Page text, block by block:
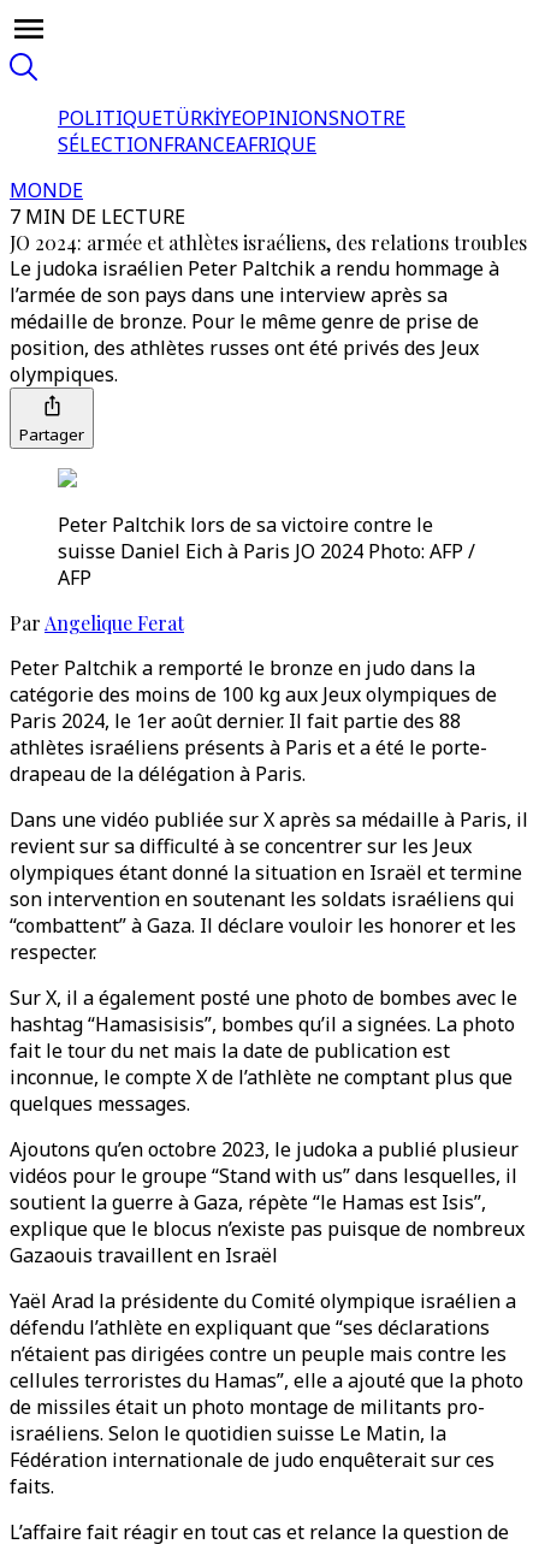
POLITIQUETÜRKİYEOPINIONSNOTRE
SÉLECTIONFRANCEAFRIQUE
MONDE
7 MIN DE LECTURE
JO 2024: armée et athlètes israéliens, des relations troubles
Le judoka israélien Peter Paltchik a rendu hommage à
l’armée de son pays dans une interview après sa
médaille de bronze. Pour le même genre de prise de
position, des athlètes russes ont été privés des Jeux
olympiques.
Partager
Peter Paltchik lors de sa victoire contre le
suisse Daniel Eich à Paris JO 2024 Photo: AFP /
AFP
Par Angelique Ferat
Peter Paltchik a remporté le bronze en judo dans la
catégorie des moins de 100 kg aux Jeux olympiques de
Paris 2024, le 1er août dernier. Il fait partie des 88
athlètes israéliens présents à Paris et a été le porte-
drapeau de la délégation à Paris.
Dans une vidéo publiée sur X après sa médaille à Paris, il
revient sur sa difficulté à se concentrer sur les Jeux
olympiques étant donné la situation en Israël et termine
son intervention en soutenant les soldats israéliens qui
“combattent” à Gaza. Il déclare vouloir les honorer et les
respecter.
Sur X, il a également posté une photo de bombes avec le
hashtag “Hamasisisis”, bombes qu’il a signées. La photo
fait le tour du net mais la date de publication est
inconnue, le compte X de l’athlète ne comptant plus que
quelques messages.
Ajoutons qu’en octobre 2023, le judoka a publié plusieur
vidéos pour le groupe “Stand with us” dans lesquelles, il
soutient la guerre à Gaza, répète “le Hamas est Isis”,
explique que le blocus n’existe pas puisque de nombreux
Gazaouis travaillent en Israël
Yaël Arad la présidente du Comité olympique israélien a
défendu l’athlète en expliquant que “ses déclarations
n’étaient pas dirigées contre un peuple mais contre les
cellules terroristes du Hamas”, elle a ajouté que la photo
de missiles était un photo montage de militants pro-
israéliens. Selon le quotidien suisse Le Matin, la
Fédération internationale de judo enquêterait sur ces
faits.
L’affaire fait réagir en tout cas et relance la question de